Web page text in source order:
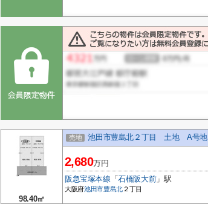
98.40㎡
売地 池田市豊島北２丁目 土地 A号地
2,680万円
阪急宝塚本線 「石橋阪大前」駅
大阪府池田市豊島北２丁目